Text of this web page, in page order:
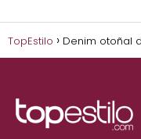
TopEstilo Denim otoñal